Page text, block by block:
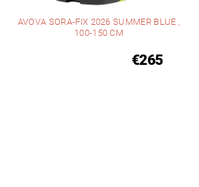
AVOVA SORA-FIX 2026 SUMMER BLUE ,
100-150 CM
€265